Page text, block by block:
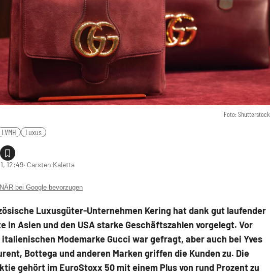
Foto: Shutterstock
LVMH Luxus
12:49‧ Carsten Kaletta
bei Google bevorzugen
Luxusgüter-Unternehmen Kering hat dank gut laufender
in Asien und den USA starke Geschäftszahlen vorgelegt. Vor
italienischen Modemarke Gucci war gefragt, aber auch bei Yves
Bottega und anderen Marken griffen die Kunden zu. Die
gehört im EuroStoxx 50 mit einem Plus von rund Prozent zu